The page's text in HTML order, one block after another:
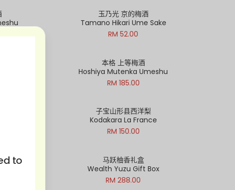
玉乃光 京的梅酒
Tamano Hikari Ume Sake
RM 52.00
Stock Out of Stock
本格 上等梅酒
Hoshiya Mutenka Umeshu
RM 185.00
子宝山形县西洋梨
Kodakara La France
RM 150.00
马跃柚香礼盒
Wealth Yuzu Gift Box
RM 288.00
to